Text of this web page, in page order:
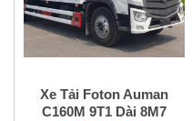
Xe Tải Foton Auman
C160M 9T1 Dài 8M7